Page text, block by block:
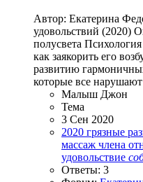
Автор: Екатерина
удовольствий (2020)
полусвета
как заякорить его
развитию
которые все
Малыш Джон
Тема
3 Сен 2020
2020 грязные
массаж члена
удовольствие
Ответы: 3